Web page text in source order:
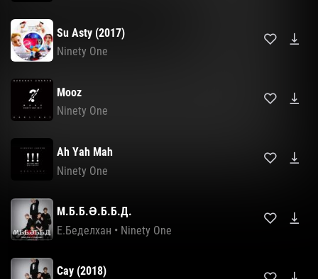
Su Asty (2017)
Ninety One
Mooz
Ninety One
Ah Yah Mah
Ninety One
М.Б.Б.Ә.Б.Б.Д.
E.Беделхан • Ninety One
Сау (2018)